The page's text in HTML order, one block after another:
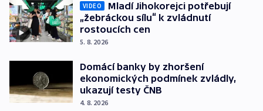
VIDEO
Mladí Jihokorejci potřebují
„žebráckou sílu“ k zvládnutí
rostoucích cen
5. 8. 2026
Domácí banky by zhoršení
ekonomických podmínek zvládly,
ukazují testy ČNB
4. 8. 2026